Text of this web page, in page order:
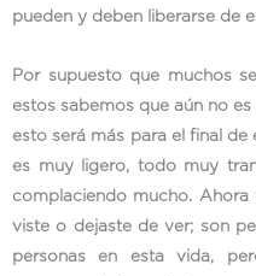
pueden y deben liberarse de
Por supuesto que muchos
estos sabemos que aún no
esto será más para el final
es muy ligero, todo muy
complaciendo mucho.
viste o dejaste de ver; son
personas en esta vida,